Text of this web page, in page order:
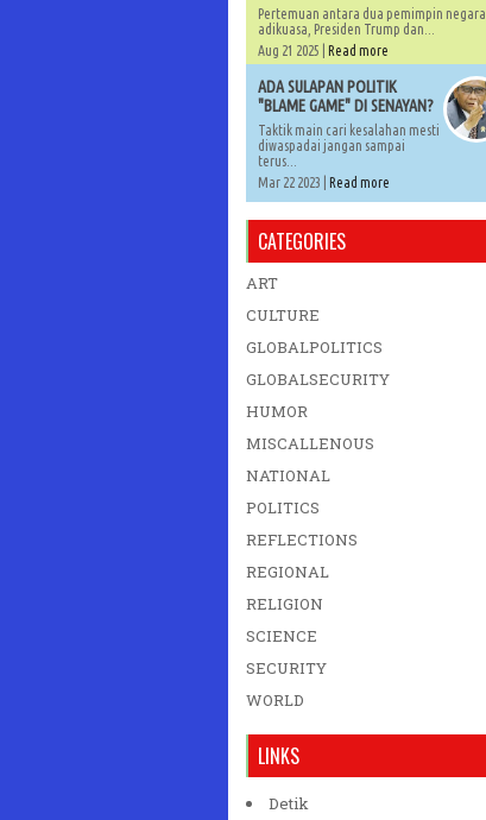
Pertemuan antara dua pemimpin negara
adikuasa, Presiden Trump dan...
Aug 21 2025 | Read more
ADA SULAPAN POLITIK
"BLAME GAME" DI SENAYAN?
Taktik main cari kesalahan mesti
diwaspadai jangan sampai
terus...
Mar 22 2023 | Read more
CATEGORIES
ART
CULTURE
GLOBALPOLITICS
GLOBALSECURITY
HUMOR
MISCALLENOUS
NATIONAL
POLITICS
REFLECTIONS
REGIONAL
RELIGION
SCIENCE
SECURITY
WORLD
LINKS
Detik